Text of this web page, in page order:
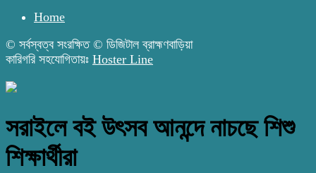
Home
© সর্বস্বত্ব সংরক্ষিত © ডিজিটাল ব্রাহ্মণবাড়িয়া
কারিগরি সহযোগিতায়ঃ Hoster Line
সরাইলে বই উৎসব আনন্দে নাচছে শিশু
শিক্ষার্থীরা